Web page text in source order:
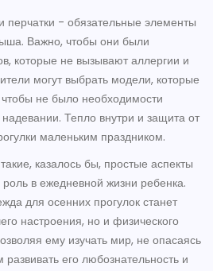
- обязательные элементы
Важно, чтобы они были
которые не вызывают аллергии и
могут выбрать модели, которые
не было необходимости
Тепло внутри и защита от
маленьким праздником.
казалось бы, простые аспекты
в ежедневной жизни ребенка.
для осенних прогулок станет
настроения, но и физического
ему изучать мир, не опасаясь
его любознательность и